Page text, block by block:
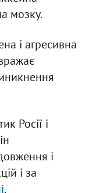
мозку.
і агресивна
Росії і
і
і за
.